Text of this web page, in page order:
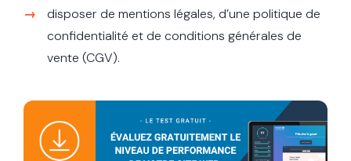
disposer de mentions légales, d’une politique de
confidentialité et de conditions générales de
vente (CGV).